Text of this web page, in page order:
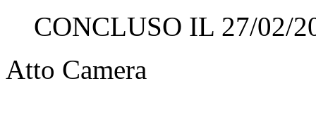
CONCLUSO IL 27/02/
Atto Camera